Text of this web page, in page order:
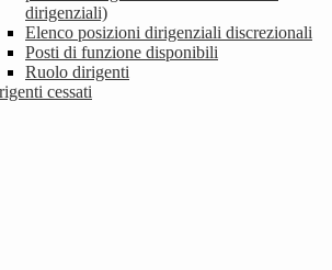
dirigenziali)
Elenco posizioni dirigenziali discrezionali
Posti di funzione disponibili
Ruolo dirigenti
cessati